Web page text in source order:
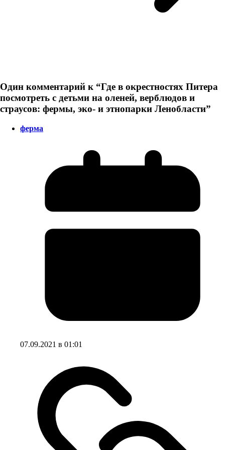
Один комментарий к “Где в окрестностях Питера
посмотреть с детьми на оленей, верблюдов и
страусов: фермы, эко- и этнопарки Ленобласти”
ферма
07.09.2021 в 01:01